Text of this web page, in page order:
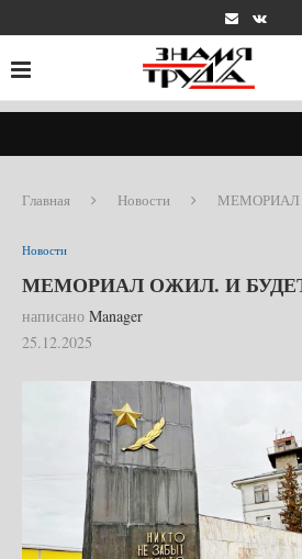
Главная Новости МЕМОРИАЛ
Новости
МЕМОРИАЛ ОЖИЛ. И
написано Manager
25.12.2025